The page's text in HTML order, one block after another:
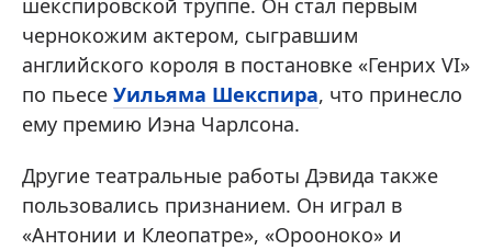
шекспировской труппе. Он стал первым
чернокожим актером, сыгравшим
английского короля в постановке «Генрих VI»
по пьесе Уильяма Шекспира, что принесло
ему премию Иэна Чарлсона.
Другие театральные работы Дэвида также
пользовались признанием. Он играл в
«Антонии и Клеопатре», «Орооноко» и